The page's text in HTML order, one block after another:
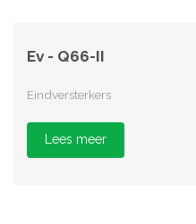
Ev - Q66-II
Eindversterkers
Lees meer